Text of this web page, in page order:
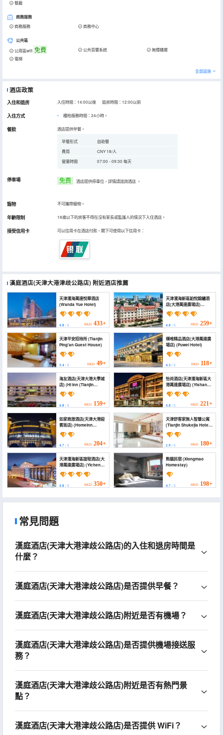
餐廳
商務服務
商務服務 商務中心
公共區
公用區wifi 免費 公共音響系統
無煙樓層
電梯
全部設施
酒店政策
入住和退房 入住時間：14:00以後 退房時間：12:00以前
入住方式 櫃枱服務時間：24小時。
餐飲 酒店提供早餐。
早餐形式
自助餐
費用
CNY 18/人
營業時間
07:00 - 09:30 每天
停車場 免费 酒店提供停車位，詳情請諮詢酒店 。
寵物 不可攜帶寵物。
年齡限制 18歲以下的房客不得在沒有家長或監護人的情況下入住酒店。
接受信用卡 可以信用卡在酒店付款，閣下可使用以下信用卡：
漢庭酒店(天津大港津歧公路店) 附近酒店推薦
天津濱海萬達悅華酒店
(Wanda Yue Hotel)
4.8 / 5 HKD 433+
天津濱海新區鉑悅錦繡酒
店(大港萬達廣場店)
(Boyue Jinxiu Hotel)
4.8/ 5 HKD 259+
天津平安招待所 (Tianjin
Ping'an Guest House)
3.4 / 5 HKD 49+
璞唯精品酒店(大港萬達廣
場店) (Puwei Hotel)
4.3/ 5 HKD 118+
海友酒店(天津大港大學城
店) (Hi Inn (Tianjin
Dagang University
Town))
4.8 / 5 HKD 159+
怡尚酒店(天津濱海新區大
港萬達廣場店) (Yishang
Hotel (Tianjin Binhai
New District Dagang
Wanda Plaza Branch))
4.8/ 5 HKD 221+
如家商旅酒店(天津大港迎
賓街店) (Homeinn
Selected Hotel (Tianjin
Dagang Yingbin Street))
4.7 / 5 HKD 204+
天津舒客家無人智慧公寓
(Tianjin Shukejia Hotel
Apartment)
2.9/ 5 HKD 180+
天津濱海新區誼程酒店(大
港萬達廣場店) (Yicheng
Hotel (Dagang Wanda
Plaza Branch), Binhai
New Area, Tianjin)
4.8 / 5 HKD 350+
熊貓民宿 (Xiongmao
Homestay)
4.7/ 5 HKD 198+
常見問題
漢庭酒店(天津大港津歧公路店)的入住和退房時間是
什麼？
漢庭酒店(天津大港津歧公路店)是否提供早餐？
漢庭酒店(天津大港津歧公路店)附近是否有機場？
漢庭酒店(天津大港津歧公路店)是否提供機場接送服
務？
漢庭酒店(天津大港津歧公路店)附近是否有熱門景
點？
漢庭酒店(天津大港津歧公路店)是否提供 WiFi？